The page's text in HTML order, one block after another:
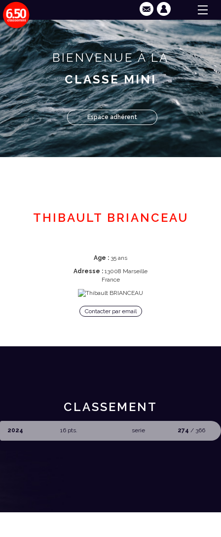
BIENVENUE À LA
CLASSE MINI
Espace adhérent
THIBAULT BRIANCEAU
Age : 35 ans
Adresse : 13008 Marseille
France
Contacter par email
CLASSEMENT
2024 16 pts. serie 274 / 366